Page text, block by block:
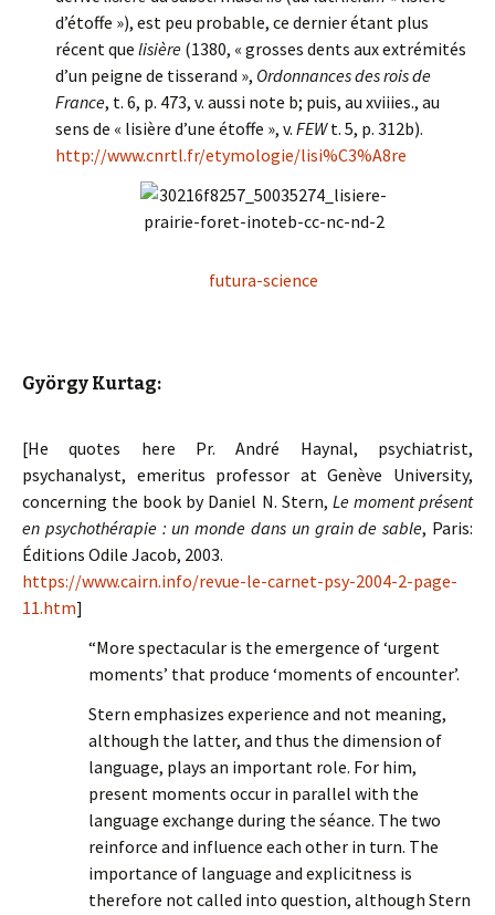
d’étoffe »), est peu probable, ce dernier étant plus
récent que lisière (1380, « grosses dents aux extrémités
d’un peigne de tisserand », Ordonnances des rois de
France, t. 6, p. 473, v. aussi note b; puis, au xviiies., au
sens de « lisière d’une étoffe », v. FEWt. 5, p. 312b).
http://www.cnrtl.fr/etymologie/lisi%C3%A8re
futura-science
György Kurtag:
[He quotes here Pr. André Haynal, psychiatrist,
psychanalyst, emeritus professor at Genève University,
concerning the book by Daniel N. Stern, Le moment présent
en psychothérapie : un monde dans un grain de sable, Paris:
Éditions Odile Jacob, 2003.
https://www.cairn.info/revue-le-carnet-psy-2004-2-page-
11.htm]
“More spectacular is the emergence of ‘urgent
moments’ that produce ‘moments of encounter’.
Stern emphasizes experience and not meaning,
although the latter, and thus the dimension of
language, plays an important role. For him,
present moments occur in parallel with the
language exchange during the séance. The two
reinforce and influence each other in turn. The
importance of language and explicitness is
therefore not called into question, although Stern